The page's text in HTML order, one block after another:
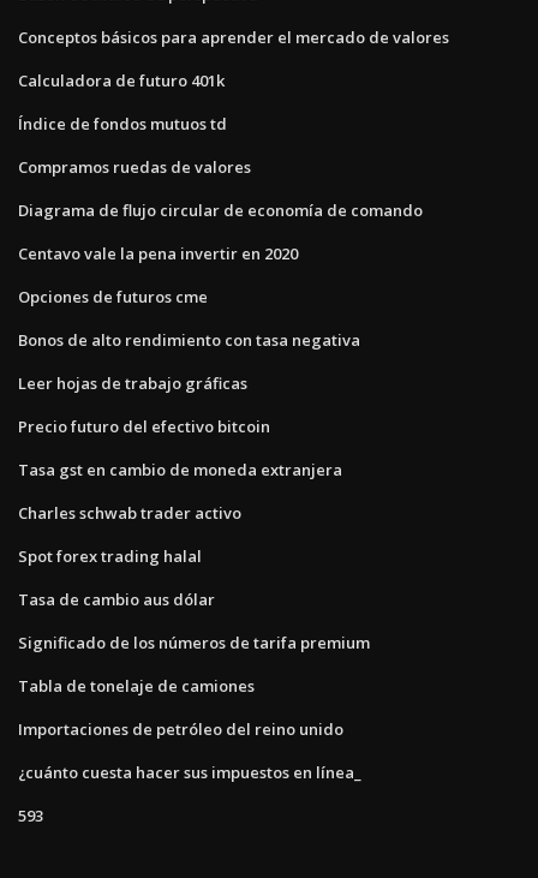
Conceptos básicos para aprender el mercado de valores
Calculadora de futuro 401k
Índice de fondos mutuos td
Compramos ruedas de valores
Diagrama de flujo circular de economía de comando
Centavo vale la pena invertir en 2020
Opciones de futuros cme
Bonos de alto rendimiento con tasa negativa
Leer hojas de trabajo gráficas
Precio futuro del efectivo bitcoin
Tasa gst en cambio de moneda extranjera
Charles schwab trader activo
Spot forex trading halal
Tasa de cambio aus dólar
Significado de los números de tarifa premium
Tabla de tonelaje de camiones
Importaciones de petróleo del reino unido
¿cuánto cuesta hacer sus impuestos en línea_
593